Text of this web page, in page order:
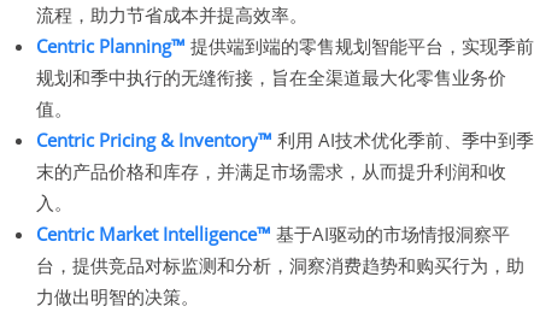
流程，助力节省成本并提高效率。
Centric Planning™ 提供端到端的零售规划智能平台，实现季前
规划和季中执行的无缝衔接，旨在全渠道最大化零售业务价
值。
Centric Pricing & Inventory™ 利用 AI技术优化季前、季中到季
末的产品价格和库存，并满足市场需求，从而提升利润和收
入。
Centric Market Intelligence™ 基于AI驱动的市场情报洞察平
台，提供竞品对标监测和分析，洞察消费趋势和购买行为，助
力做出明智的决策。